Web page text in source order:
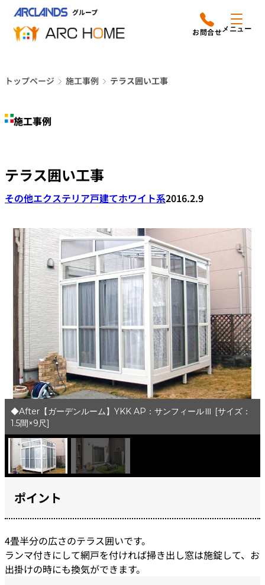
ッ
アークホームについて
施工事例
店舗案内
会社情報
オーナー向け会員サービス
よくあるご質問
サイトマップ
採用情報はこちら
メニュー
営業時間は
平日9時から18時までと
電話をかける
トップページ 施工事例 テラス囲い工事
施工事例
テラス囲い工事
その他エクステリア戸建てホワイト系2016.2.9
◆After【ガーデンルーム】YKK AP：サンフィールⅢ [サイズ：
1.5間×9尺]
ポイント
4畳半分の広さのテラス囲いです。
ランマ付きにして網戸を付ければ掃き出し窓は施錠して、お
出掛けの時にも換気ができます。